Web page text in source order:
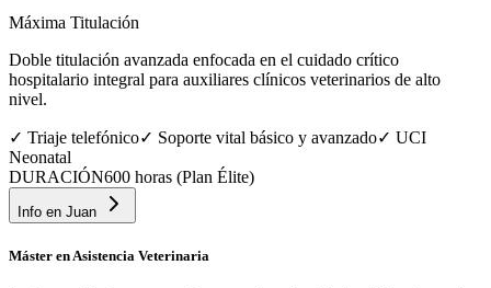
Máxima Titulación
Doble titulación avanzada enfocada en el cuidado crítico
hospitalario integral para auxiliares clínicos veterinarios de alto
nivel.
✓ Triaje telefónico✓ Soporte vital básico y avanzado✓ UCI
Neonatal
DURACIÓN600 horas (Plan Élite)
Info en Juan
Máster en Asistencia Veterinaria